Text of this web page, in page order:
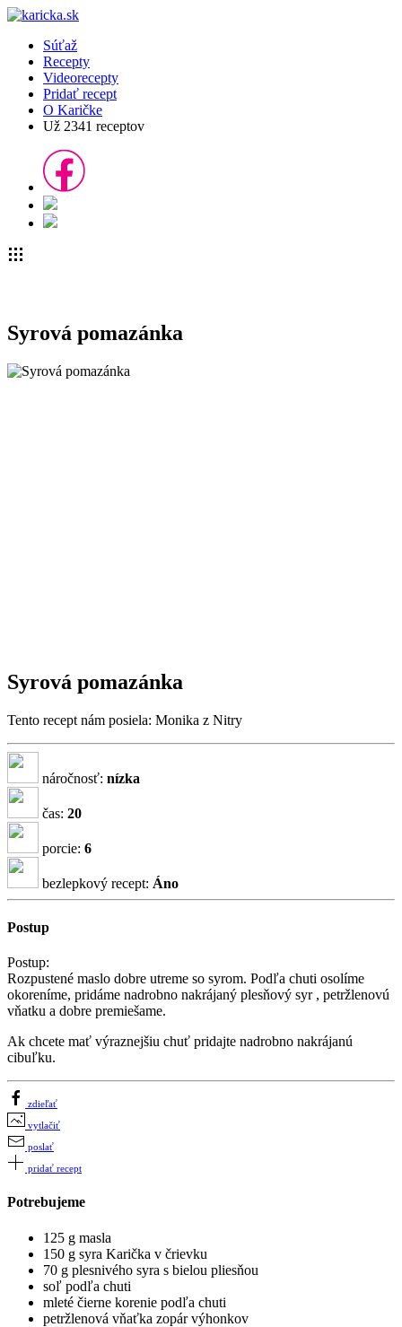
Súťaž
Recepty
Videorecepty
Pridať recept
O Karičke
Už 2341 receptov
Syrová pomazánka
Syrová pomazánka
Tento recept nám posiela: Monika z Nitry
náročnosť: nízka
čas: 20
porcie: 6
bezlepkový recept: Áno
Postup
Postup:
Rozpustené maslo dobre utreme so syrom. Podľa chuti osolíme
okoreníme, pridáme nadrobno nakrájaný plesňový syr , petržlenovú
vňatku a dobre premiešame.
Ak chcete mať výraznejšiu chuť pridajte nadrobno nakrájanú
cibuľku.
zdieľať
vytlačiť
poslať
pridať recept
Potrebujeme
125 g masla
150 g syra Karička v črievku
70 g plesnivého syra s bielou pliesňou
soľ podľa chuti
mleté čierne korenie podľa chuti
petržlenová vňaťka zopár výhonkov